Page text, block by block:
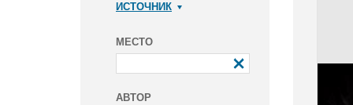
ИСТОЧНИК
МЕСТО
АВТОР